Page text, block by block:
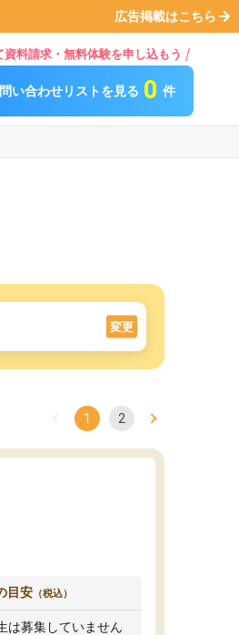
広告掲載はこちら
資料請求・無料体験を申し込もう
い合わせリストを見る 0 件
変更
1 2
目安 （税込）
は募集していません